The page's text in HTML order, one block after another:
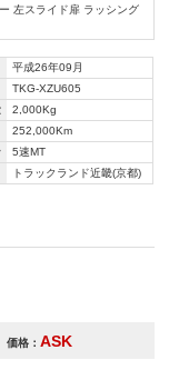
左スライド扉 ラッシング
平成26年09月
TKG-XZU605
2,000Kg
252,000Km
5速MT
トラックランド近畿(京都)
価格： ASK